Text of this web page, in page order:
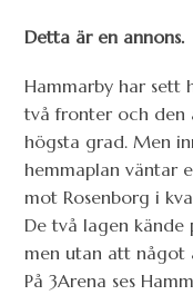
Detta är en annons.
Hammarby har sett
två fronter och den
högsta grad. Men
hemmaplan väntar
mot Rosenborg i
De två lagen kände
men utan att något
På 3Arena ses